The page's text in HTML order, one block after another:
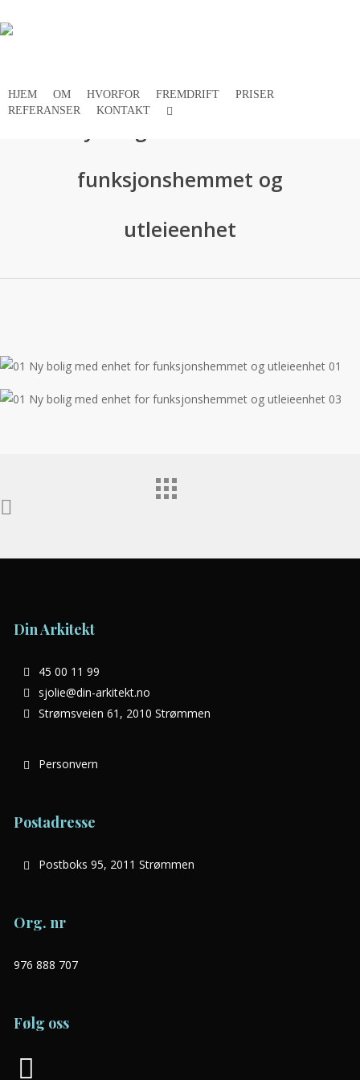
to
HJEM OM HVORFOR FREMDRIFT
PRISER
REFERANSER
KONTAKT FACEBOOK
funksjonshemmet og
utleieenhet
Din Arkitekt
45 00 11 99
sjolie@din-arkitekt.no
Strømsveien 61, 2010 Strømmen
Personvern
Postadresse
Postboks 95, 2011 Strømmen
Org. nr
976 888 707
Følg oss